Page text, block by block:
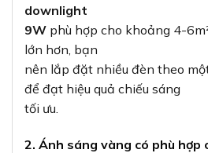
downlight
9W phù hợp cho khoảng 4-
lớn hơn, bạn
nên lắp đặt nhiều đèn theo
để đạt hiệu quả chiếu sáng
tối ưu.
2. Ánh sáng vàng có phù hợp